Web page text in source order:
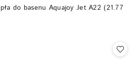
do basenu Aquajoy Jet A22 (21.77